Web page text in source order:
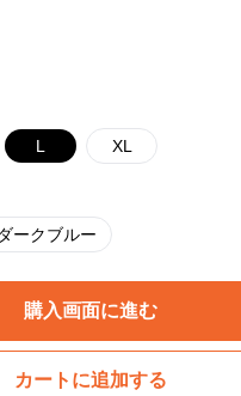
L XL
ダークブルー
購入画面に進む
カートに追加する